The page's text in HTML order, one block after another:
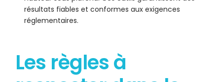
résultats fiables et conformes aux exigences
réglementaires.
Les règles à